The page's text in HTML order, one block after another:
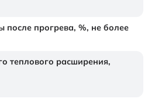
после прогрева, %, не более
теплового расширения,